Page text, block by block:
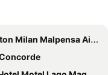
Malpensa Airport Hotel & Conference Centre